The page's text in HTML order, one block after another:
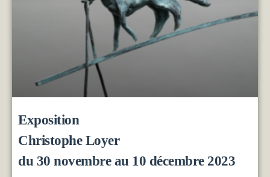
Exposition
Christophe Loyer
du 30 novembre au 10 décembre 2023